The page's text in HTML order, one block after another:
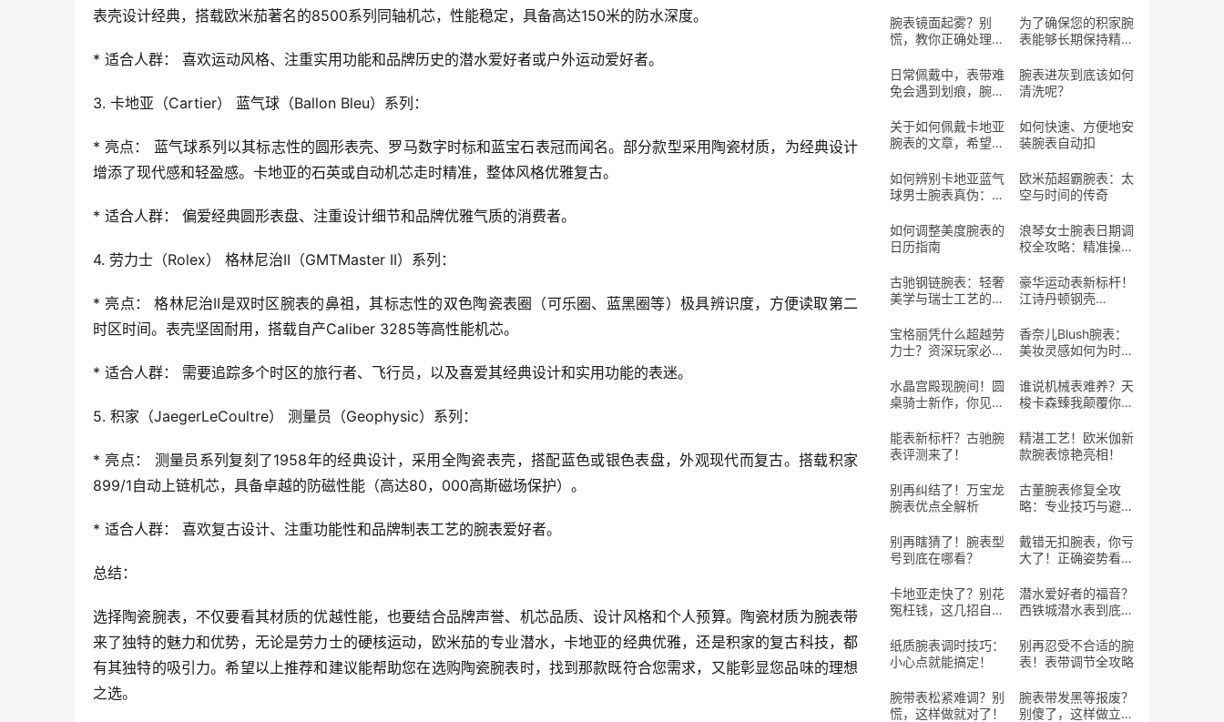
表壳设计经典，搭载欧米茄著名的8500系列同轴机芯，性能稳定，具备高达150米的防水深度。
* 适合人群： 喜欢运动风格、注重实用功能和品牌历史的潜水爱好者或户外运动爱好者。
3. 卡地亚（Cartier） 蓝气球（Ballon Bleu）系列：
* 亮点： 蓝气球系列以其标志性的圆形表壳、罗马数字时标和蓝宝石表冠而闻名。部分款型采用陶瓷材质，为经典设计
增添了现代感和轻盈感。卡地亚的石英或自动机芯走时精准，整体风格优雅复古。
* 适合人群： 偏爱经典圆形表盘、注重设计细节和品牌优雅气质的消费者。
4. 劳力士（Rolex） 格林尼治II（GMTMaster II）系列：
* 亮点： 格林尼治II是双时区腕表的鼻祖，其标志性的双色陶瓷表圈（可乐圈、蓝黑圈等）极具辨识度，方便读取第二
时区时间。表壳坚固耐用，搭载自产Caliber 3285等高性能机芯。
* 适合人群： 需要追踪多个时区的旅行者、飞行员，以及喜爱其经典设计和实用功能的表迷。
5. 积家（JaegerLeCoultre） 测量员（Geophysic）系列：
* 亮点： 测量员系列复刻了1958年的经典设计，采用全陶瓷表壳，搭配蓝色或银色表盘，外观现代而复古。搭载积家
899/1自动上链机芯，具备卓越的防磁性能（高达80，000高斯磁场保护）。
* 适合人群： 喜欢复古设计、注重功能性和品牌制表工艺的腕表爱好者。
总结：
选择陶瓷腕表，不仅要看其材质的优越性能，也要结合品牌声誉、机芯品质、设计风格和个人预算。陶瓷材质为腕表带
来了独特的魅力和优势，无论是劳力士的硬核运动，欧米茄的专业潜水，卡地亚的经典优雅，还是积家的复古科技，都
有其独特的吸引力。希望以上推荐和建议能帮助您在选购陶瓷腕表时，找到那款既符合您需求，又能彰显您品味的理想
之选。
腕表镜面起雾？别
慌，教你正确处理方
为了确保您的积家腕
表能够长期保持精准
日常佩戴中，表带难
免会遇到划痕，腕表
处理呢？
腕表进灰到底该如何
清洗呢？
关于如何佩戴卡地亚
腕表的文章，希望能
的爱表
如何快速、方便地安
装腕表自动扣
如何辨别卡地亚蓝气
球男士腕表真伪：实
欧米茄超霸腕表：太
空与时间的传奇
如何调整美度腕表的
日历指南
浪琴女士腕表日期调
校全攻略：精准操作
古驰钢链腕表：轻奢
美学与瑞士工艺的完
豪华运动表新标杆！
江诗丹顿钢壳
宝格丽凭什么超越劳
力士？资深玩家必
香奈儿Blush腕表：
美妆灵感如何为时间
水晶宫殿现腕间！圆
桌骑士新作，你见过
谁说机械表难养？天
梭卡森臻我颠覆你的
能表新标杆？古驰腕
表评测来了！
精湛工艺！欧米伽新
款腕表惊艳亮相！
别再纠结了！万宝龙
腕表优点全解析
古董腕表修复全攻
略：专业技巧与避坑
别再瞎猜了！腕表型
号到底在哪看？
戴错无扣腕表，你亏
大了！正确姿势看这
卡地亚走快了？别花
冤枉钱，这几招自己
潜水爱好者的福音？
西铁城潜水表到底行
纸质腕表调时技巧：
小心点就能搞定！
别再忍受不合适的腕
表！表带调节全攻略
腕带表松紧难调？别
慌，这样做就对了！
腕表带发黑等报废？
别傻了，这样做立马